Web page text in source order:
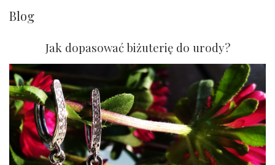
Blog
Jak dopasować biżuterię do urody?